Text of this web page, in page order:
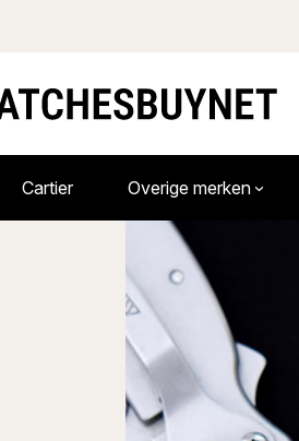
Cartier Overige merken